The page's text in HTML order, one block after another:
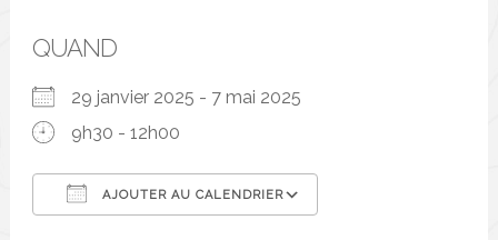
QUAND
29 janvier 2025 - 7 mai 2025
9h30 - 12h00
AJOUTER AU CALENDRIER